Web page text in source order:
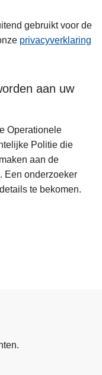
gebruikt voor de
privacyverklaring
aan uw
Operationele
Politie die
aan de
Een onderzoeker
te bekomen.